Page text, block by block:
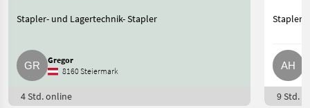
Stapler- und Lagertechnik- Stapler
Gregor
8160 Steiermark
4 Std. online
Stapler-
9 Std.